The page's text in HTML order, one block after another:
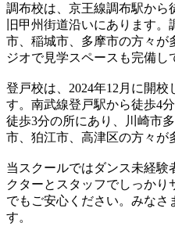
調布校は、京王線調布駅から
旧甲州街道沿いにあります
市、稲城市、多摩市の方々が
ジオで見学スペースも完備し
登戸校は、2024年12月に開
す。南武線登戸駅から徒歩4
徒歩3分の所にあり、川崎市
市、狛江市、高津区の方々が
当スクールではダンス未経験
クターとスタッフでしっか
でもご安心ください。みなさ
す。